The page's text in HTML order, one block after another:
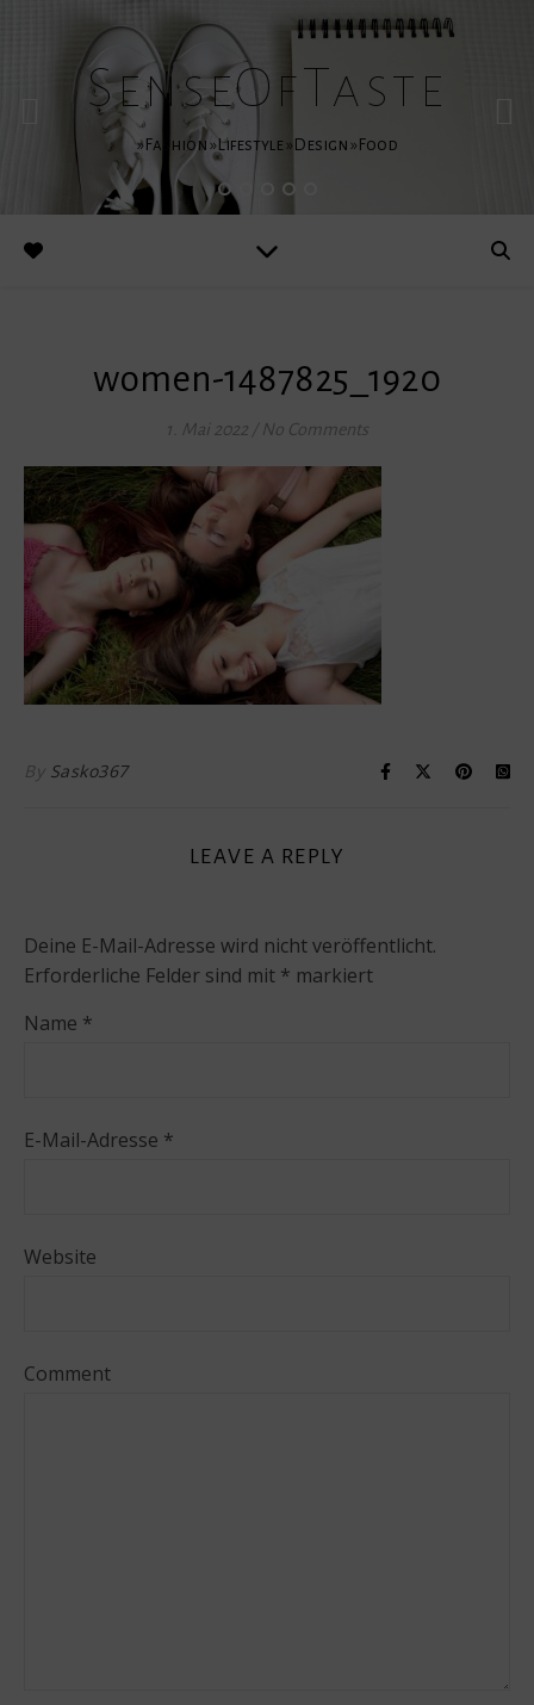
SenseOfTaste
»Fashion »Lifestyle »Design »Food
women-1487825_1920
1. Mai 2022 / No Comments
By Sasko367
LEAVE A REPLY
Deine E-Mail-Adresse wird nicht veröffentlicht.
Erforderliche Felder sind mit * markiert
Name *
E-Mail-Adresse *
Website
Comment